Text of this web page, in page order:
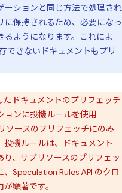
ーションと同じ方法で処理され
に保持されるため、必要になっ
ようになります。これによ
できないドキュメントもプリ
た ドキュメントのプリフェッチ
ョンに投機ルールを使用
ソースのプリフェッチにのみ
機ルールは、ドキュメント
、サブリソースのプリフェッ
Speculation Rules API のクロ
顕著です。